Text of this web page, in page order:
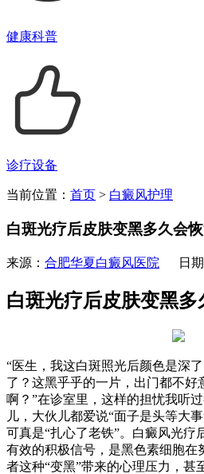
健康科普
诊疗设备
当前位置： 首页 > 白癜风护理
白斑光疗后皮肤变黑多久会
来源： 合肥华夏白癜风医院 日期
白斑光疗后皮肤变黑多
“医生，我这白斑照光后颜色是深
了？这黑乎乎的一片，出门都不好
啊？”在诊室里，这样的担忧我听
儿，大伙儿都爱说“面子是头等大
可真是“扎心了老铁”。白癜风光疗
有效的积极信号，是黑色素细胞在
者这种“变黑”带来的心理压力，甚